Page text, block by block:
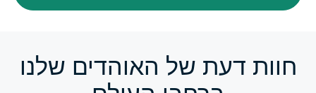
חוות דעת של האוהדים שלנו